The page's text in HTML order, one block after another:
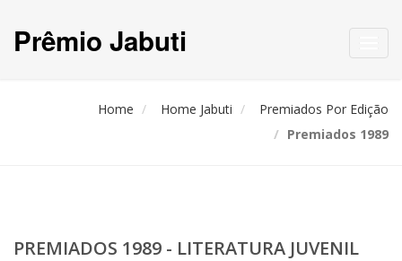
Prêmio Jabuti
Home Home Jabuti
Premiados Por Edição
Premiados 1989
PREMIADOS 1989 - LITERATURA JUVENIL